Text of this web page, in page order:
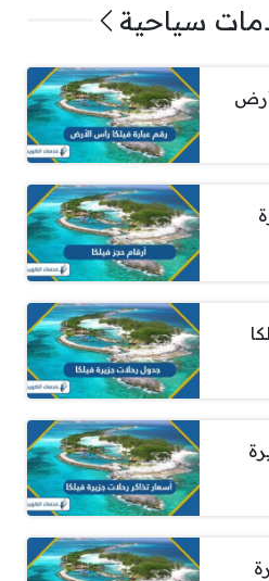
سياحية